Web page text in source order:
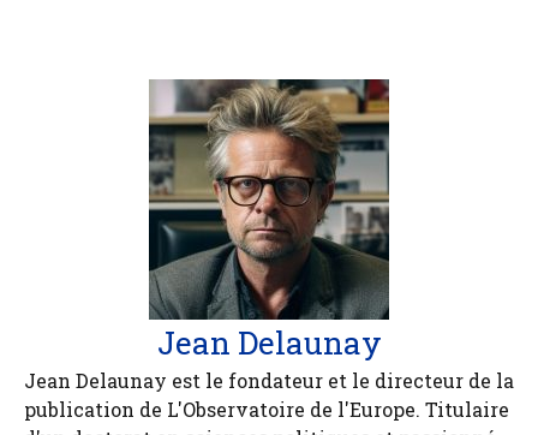
Jean Delaunay
Jean Delaunay est le fondateur et le directeur de la
publication de L'Observatoire de l'Europe. Titulaire